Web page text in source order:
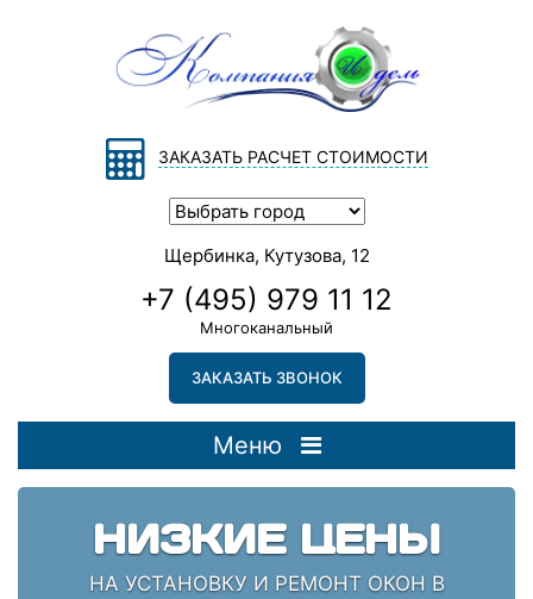
ЗАКАЗАТЬ РАСЧЕТ СТОИМОСТИ
Щербинка, Кутузова, 12
+7 (495) 979 11 12
Многоканальный
ЗАКАЗАТЬ ЗВОНОК
Меню
НИЗКИЕ ЦЕНЫ
НА УСТАНОВКУ И РЕМОНТ ОКОН В